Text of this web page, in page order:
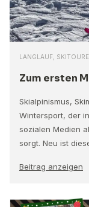
LANGLAUF,
Zum ersten
Skialpinismus,
Wintersport, der
sozialen Medien
sorgt. Neu ist
Beitrag anzeigen